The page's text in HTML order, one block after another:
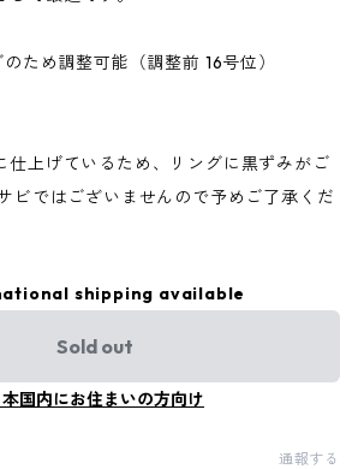
のため調整可能（調整前 16号位）
上げているため、リングに黒ずみがご
ビではございませんので予めご了承くだ
shipping available
Sold out
本国内にお住まいの方向け
通報する